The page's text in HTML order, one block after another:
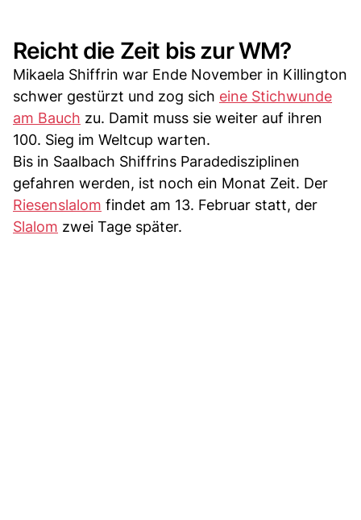
Reicht die Zeit bis zur WM?
Mikaela Shiffrin war Ende November in Killington
schwer gestürzt und zog sich eine Stichwunde
am Bauch zu. Damit muss sie weiter auf ihren
100. Sieg im Weltcup warten.
Bis in Saalbach Shiffrins Paradedisziplinen
gefahren werden, ist noch ein Monat Zeit. Der
Riesenslalom findet am 13. Februar statt, der
Slalom zwei Tage später.